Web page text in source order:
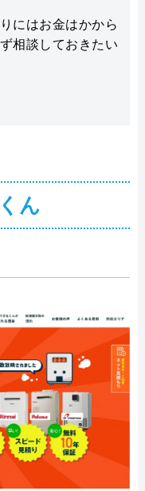
にはお金はかから
相談しておきたい
ん